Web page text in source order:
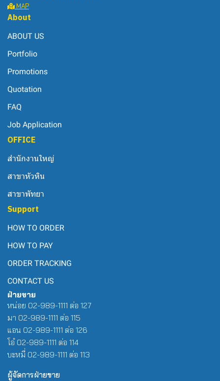
MAP
About
ABOUT US
Portfolio
Promotions
Quotation
FAQ
Job Application
OFFICE
สำนักงานใหญ่
สาขาหัวหิน
สาขาพัทยา
Support
HOW TO ORDER
HOW TO PAY
ORDER TRACKING
CONTACT US
ฝ่ายขาย
หน่อย 02-989-1111 ต่อ 127
มา 02-989-1111 ต่อ 115
แอน 02-989-1111 ต่อ 126
โอ๋ 02-989-1111 ต่อ 114
บะหมี่ 02-989-1111 ต่อ 113
ผู้จัดการฝ่ายขาย